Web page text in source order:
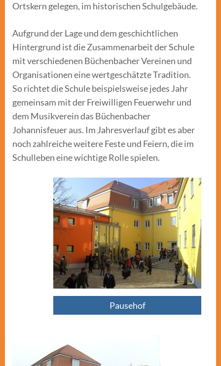
Ortskern gelegen, im historischen Schulgebäude.
Aufgrund der Lage und dem geschichtlichen
Hintergrund ist die Zusammenarbeit der Schule
mit verschiedenen Büchenbacher Vereinen und
Organisationen eine wertgeschätzte Tradition.
So richtet die Schule beispielsweise jedes Jahr
gemeinsam mit der Freiwilligen Feuerwehr und
dem Musikverein das Büchenbacher
Johannisfeuer aus. Im Jahresverlauf gibt es aber
noch zahlreiche weitere Feste und Feiern, die im
Schulleben eine wichtige Rolle spielen.
Pausehof